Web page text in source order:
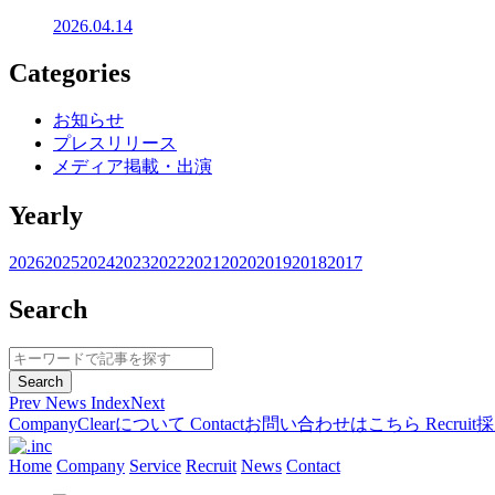
2026.04.14
Categories
お知らせ
プレスリリース
メディア掲載・出演
Yearly
202620252024202320222021 2020201920182017
Search
Prev News IndexNext
CompanyClearについて Contactお問い合わせはこちら Recruit
Home Company Service Recruit News Contact